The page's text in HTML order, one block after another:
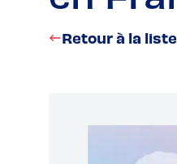
Retour à la liste